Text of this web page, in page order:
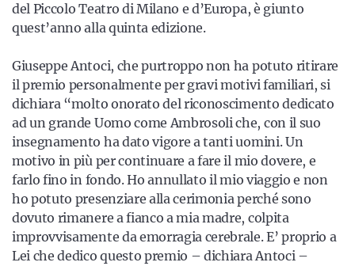
del Piccolo Teatro di Milano e d’Europa, è giunto
quest’anno alla quinta edizione.
Giuseppe Antoci, che purtroppo non ha potuto ritirare
il premio personalmente per gravi motivi familiari, si
dichiara “molto onorato del riconoscimento dedicato
ad un grande Uomo come Ambrosoli che, con il suo
insegnamento ha dato vigore a tanti uomini. Un
motivo in più per continuare a fare il mio dovere, e
farlo fino in fondo. Ho annullato il mio viaggio e non
ho potuto presenziare alla cerimonia perché sono
dovuto rimanere a fianco a mia madre, colpita
improvvisamente da emorragia cerebrale. E’ proprio a
Lei che dedico questo premio – dichiara Antoci –